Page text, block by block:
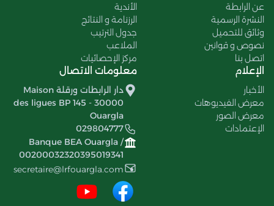
عن الرابطة
النشرة الرسمية
وثائق للتحميل
نصوص و قوانين
اتصل بنا
الأندية
الرزنامة و النتائج
جدول الترتيب
الملاعب
مركز الإحصائيات
الإعلام
الأخبار
معرض الفيديوهات
معرض الصور
الإعتمادات
معلومات الاتصال
دار الرابطات ورقلة Maison
des ligues BP 145 - 30000
Ouargla
029804777
Banque BEA Ouargla /
00200032320395019341
secretaire@lrfouargla.com